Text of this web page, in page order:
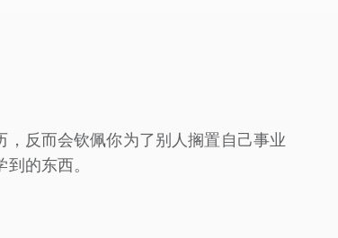
反而会钦佩你为了别人搁置自己事业
的东西。